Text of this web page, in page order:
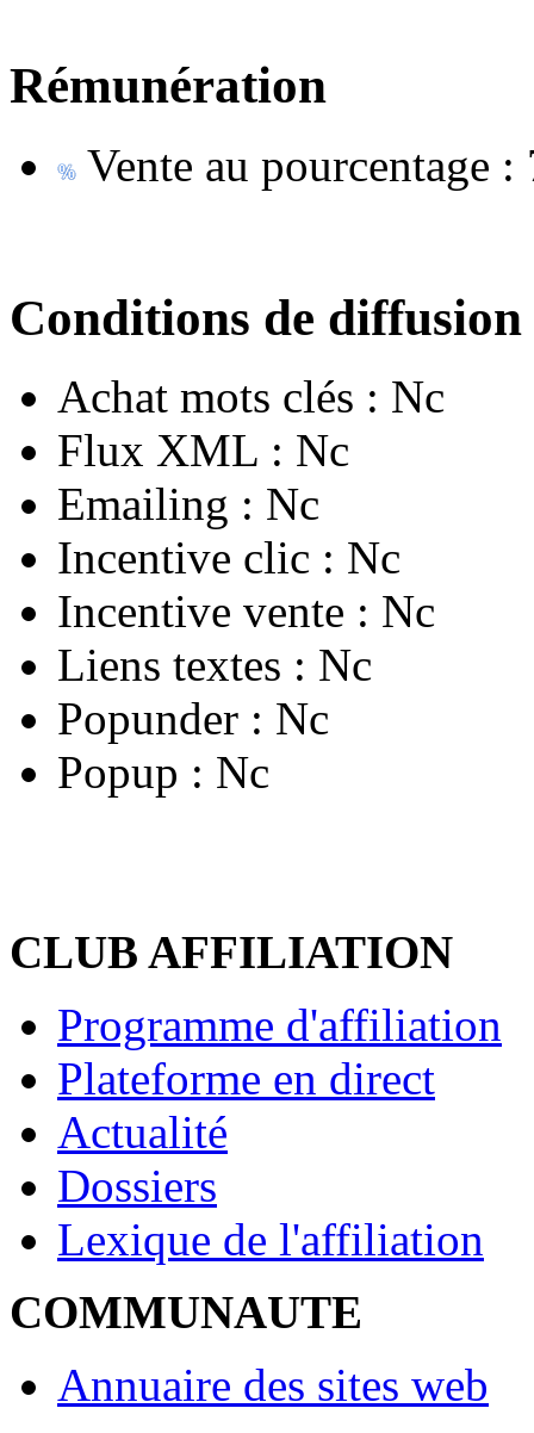
Rémunération
Vente au pourcentage :
Conditions de diffusion
Achat mots clés : Nc
Flux XML : Nc
Emailing : Nc
Incentive clic : Nc
Incentive vente : Nc
Liens textes : Nc
Popunder : Nc
Popup : Nc
CLUB AFFILIATION
Programme d'affiliation
Plateforme en direct
Actualité
Dossiers
Lexique de l'affiliation
COMMUNAUTE
Annuaire des sites web